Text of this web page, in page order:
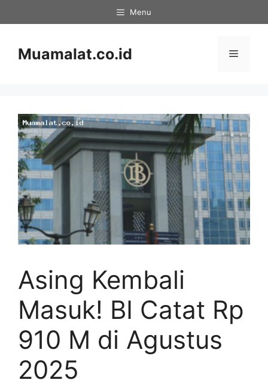
to
Menu
Muamalat.co.id Menu
Asing Kembali
Masuk! BI Catat Rp
910 M di Agustus
2025